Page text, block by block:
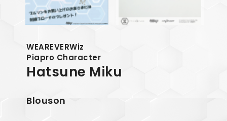
WEAREVERWiz
Piapro Character
Hatsune Miku
Blouson